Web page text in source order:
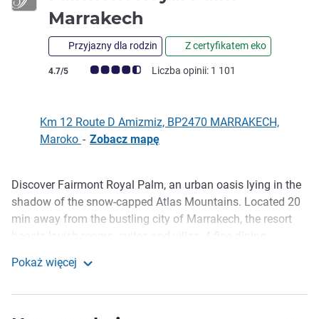
Marrakech
Przyjazny dla rodzin Z certyfikatem eko
Ocena klientów (Ocena ALL)
4.7/5 Liczba opinii: 1 101
Km 12 Route D Amizmiz, BP2470 MARRAKECH,
Maroko - Zobacz mapę
Opis
Discover Fairmont Royal Palm, an urban oasis lying in the
shadow of the snow-capped Atlas Mountains. Located 20
min away from the bustling city of Marrakech, the resort
hole golf course designed by Cabell B. Robison. This
Pokaż więcej